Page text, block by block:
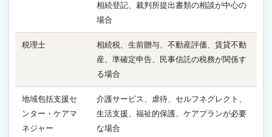
相続登記、裁判所提出書類の相談が中心の
場合
税理士
相続税、生前贈与、不動産評価、賃貸不動
産、準確定申告、民事信託の税務が関係す
る場合
地域包括支援セ
ンター・ケアマ
ネジャー
介護サービス、虐待、セルフネグレクト、
生活支援、福祉的保護、ケアプランが必要
な場合